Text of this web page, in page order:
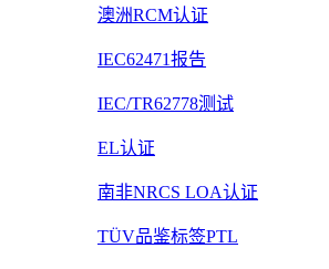
澳洲RCM认证
IEC62471报告
IEC/TR62778测试
EL认证
南非NRCS LOA认证
TÜV品鉴标签PTL